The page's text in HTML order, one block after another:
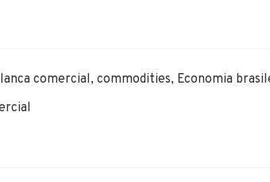
comercial, commodities, Economia